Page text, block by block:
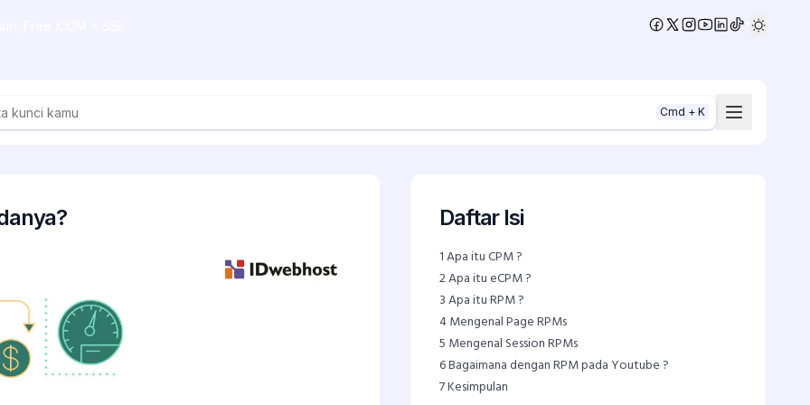
Cmd + K
Daftar Isi
1Apa itu CPM ?
2Apa itu eCPM ?
3Apa itu RPM ?
4Mengenal Page RPMs
5 Mengenal Session RPMs
6Bagaimana dengan RPM pada Youtube ?
7Kesimpulan